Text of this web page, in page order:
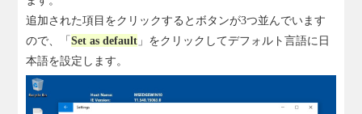
追加された項目をクリックするとボタンが3つ並んでいます
ので、「Set as default 」をクリックしてデフォルト言語に日
本語を設定します。